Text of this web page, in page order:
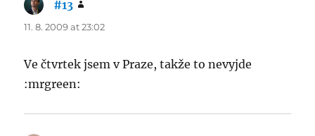
#13
11. 8. 2009 at 23:02
Ve čtvrtek jsem v Praze, takže to nevyjde
:mrgreen: